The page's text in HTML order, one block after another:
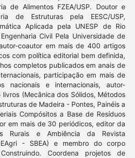
de Alimentos FZEA/USP. Doutor e
de Estruturas pela EESC/USP,
Aplicada pela UNESP de Rio
Civil Pela Universidade de
coautor em mais de 400 artigos
com política editorial bem definida,
completos publicados em anais de
participação em mais de
nacionais e internacionais, autor-
(Mecânica dos Sólidos, Métodos
de Madeira - Pontes, Painéis a
Compósitos a Base de Resíduos
em mais de 30 periódicos, editor da
Rurais e Ambiência da Revista
- SBEA) e membro do corpo
Coordena projetos de